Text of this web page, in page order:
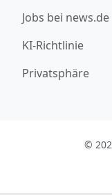
Jobs bei news.de
KI-Richtlinie
Privatsphäre
©